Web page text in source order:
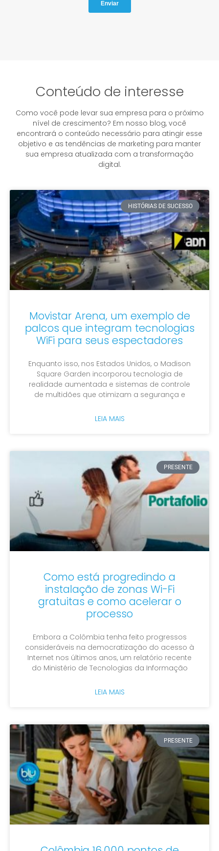
Conteúdo de interesse
Como você pode levar sua empresa para o próximo
nível de crescimento? Em nosso blog, você
encontrará o conteúdo necessário para atingir esse
objetivo e as tendências de marketing para manter
sua empresa atualizada com a transformação
digital.
HISTÓRIAS DE SUCESSO
Movistar Arena, um exemplo de
palcos que integram tecnologias
WiFi para seus espectadores
Enquanto isso, nos Estados Unidos, o Madison
Square Garden incorporou tecnologia de
realidade aumentada e sistemas de controle
de multidões que otimizam a segurança e
LEIA MAIS
PRESENTE
Como está progredindo a
instalação de zonas Wi-Fi
gratuitas e como acelerar o
processo
Embora a Colômbia tenha feito progressos
consideráveis na democratização do acesso à
Internet nos últimos anos, um relatório recente
do Ministério de Tecnologias da Informação
LEIA MAIS
PRESENTE